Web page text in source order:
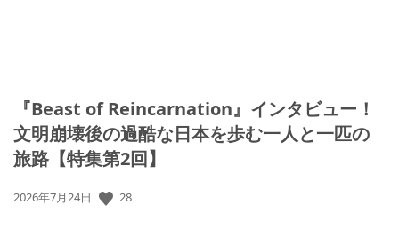
『Beast of Reincarnation』インタビュー！
文明崩壊後の過酷な日本を歩む一人と一匹の
旅路【特集第2回】
公
2026年7月24日 28